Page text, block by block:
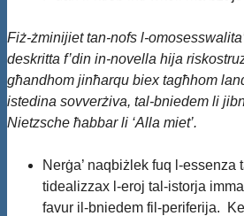
Fiż-żminijiet tan-nofs l-
deskritta f’din in-novella hija
għandhom jinħarqu biex tagħhom
istedina sovverżiva, tal-bniedem li
Nietzsche ħabbar li ‘Alla miet’.
Nerġa’ naqbiżlek fuq l-
tidealizzax l-eroj tal-istorja
favur il-bniedem fil-periferija.